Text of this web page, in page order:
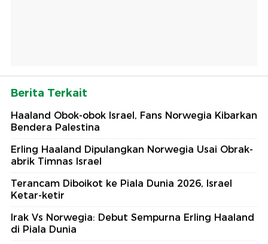
Berita Terkait
Haaland Obok-obok Israel, Fans Norwegia Kibarkan
Bendera Palestina
Erling Haaland Dipulangkan Norwegia Usai Obrak-
abrik Timnas Israel
Terancam Diboikot ke Piala Dunia 2026, Israel
Ketar-ketir
Irak Vs Norwegia: Debut Sempurna Erling Haaland
di Piala Dunia